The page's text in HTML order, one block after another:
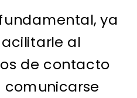
ya
al
de contacto